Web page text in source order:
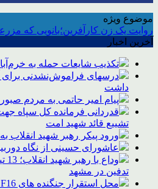
موضوع ویژه
روایت یک زن کارآفرین؛بانویی که
آخرین اخبار
تکذیب شایعات حمله به
درسهای فراموش‌نشدنی برای
داشت
پیام امیر حاتمی به مردم صبور
قدردانی فرمانده کل سپاه
تشییع قائد شهید امت
ورود پیکر رهبر شهید انقلاب
عاشورای حسینی از نگاه
تدفین در مشهد